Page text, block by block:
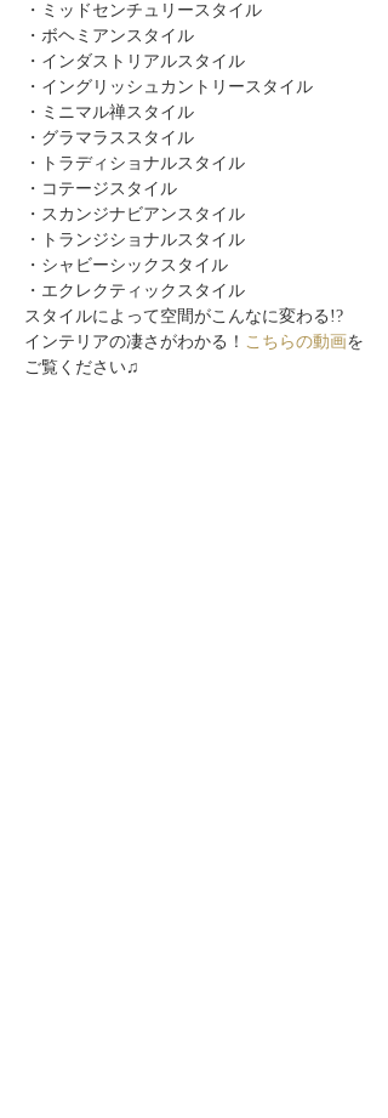
・ミッドセンチュリースタイル
・ボヘミアンスタイル
・インダストリアルスタイル
・イングリッシュカントリースタイル
・ミニマル禅スタイル
・グラマラススタイル
・トラディショナルスタイル
・コテージスタイル
・スカンジナビアンスタイル
・トランジショナルスタイル
・シャビーシックスタイル
・エクレクティックスタイル
スタイルによって空間がこんなに変わる!?
インテリアの凄さがわかる！ こちらの動画を
ご覧ください♫